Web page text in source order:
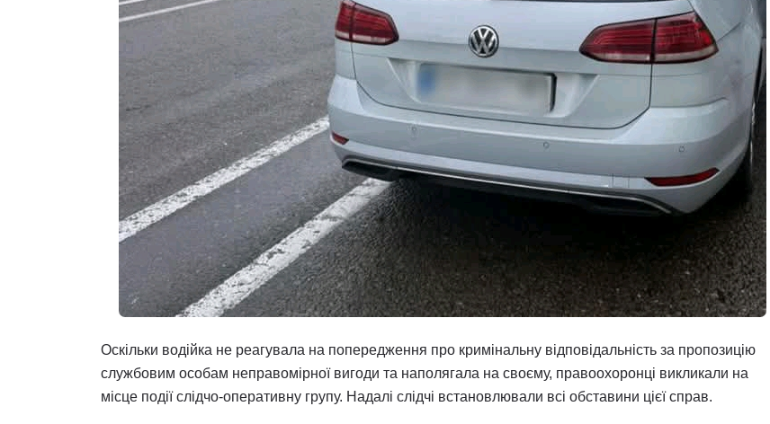
Оскільки водійка не реагувала на попередження про кримінальну відповідальність за пропозицію
службовим особам неправомірної вигоди та наполягала на своєму, правоохоронці викликали на
місце події слідчо-оперативну групу. Надалі слідчі встановлювали всі обставини цієї справ.